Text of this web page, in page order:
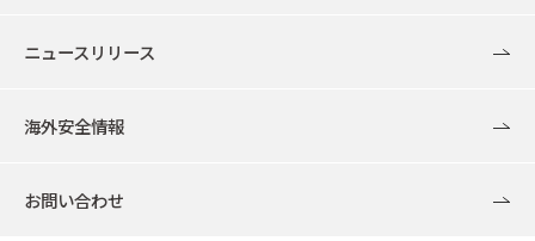
ニュースリリース
海外安全情報
お問い合わせ